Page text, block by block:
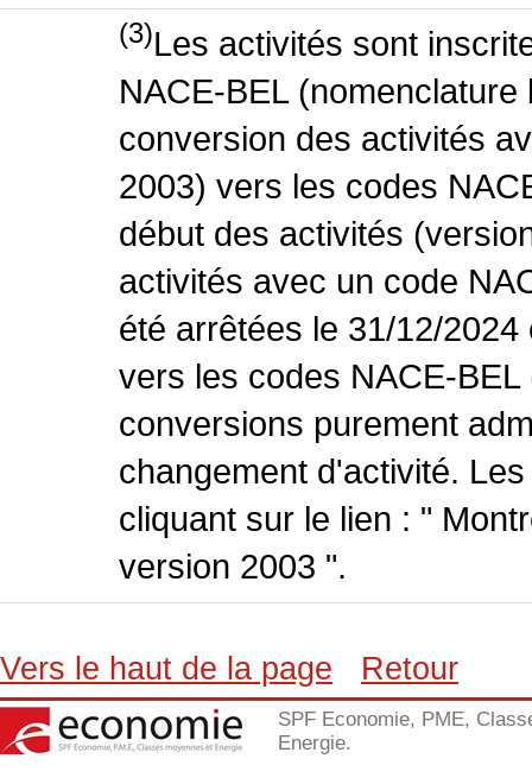
(3)Les activités sont
NACE-BEL
conversion des activités
2003) vers les codes
début des activités
activités avec un code
été arrêtées le 31/12/
vers les codes NACE-
conversions purement
changement d'activité.
cliquant sur le lien : "
version 2003 ".
Vers le haut de la page Retour
SPF Economie, PME,
Energie.